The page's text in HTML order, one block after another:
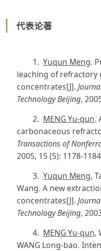
代表论著
1. Yuqun Meng.
leaching of refractory
concentrates[J].
Technology Beijing,
2. MENG Yu-qun.
carbonaceous
Transactions of
2005, 15 (5): 1178-
3. Yuqun Meng,
Wang. A new
concentrates[J].
Technology Beijing,
4. MENG Yu-qun,
WANG Long-bao.